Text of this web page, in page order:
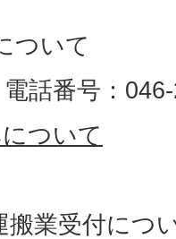
ついて
話番号：046-
ついて
搬業受付につ